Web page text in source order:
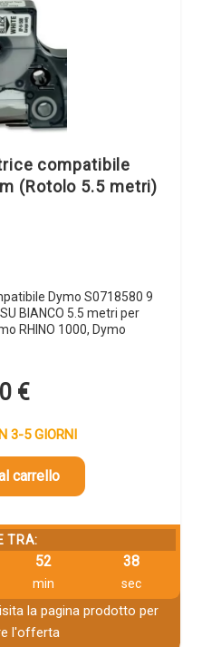
compatibile
(Rotolo 5.5 metri)
Dymo S0718580 9
BIANCO 5.5 metri per
RHINO 1000, Dymo
€
3-5 GIORNI
carrello
TRA:
52
min
38
sec
la pagina prodotto per
l'offerta